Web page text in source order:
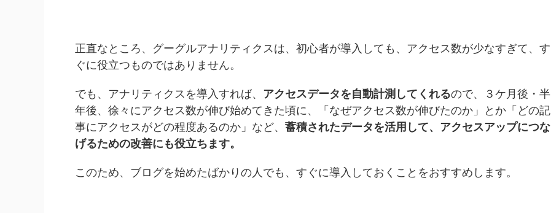
正直なところ、グーグルアナリティクスは、初心者が導入しても、アクセス数が少なすぎて、す
ぐに役立つものではありません。
でも、アナリティクスを導入すれば、 アクセスデータを自動計測してくれるので、３ケ月後・半
年後、徐々にアクセス数が伸び始めてきた頃に、「なぜアクセス数が伸びたのか」とか「どの記
事にアクセスがどの程度あるのか」など、 蓄積されたデータを活用して、アクセスアップにつな
げるための改善にも役立ちます。
このため、ブログを始めたばかりの人でも、すぐに導入しておくことをおすすめします。